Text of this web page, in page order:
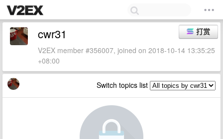
打赏
cwr31
V2EX member #356007, joined on 2018-10-14 13:35:25
+08:00
Switch topics list